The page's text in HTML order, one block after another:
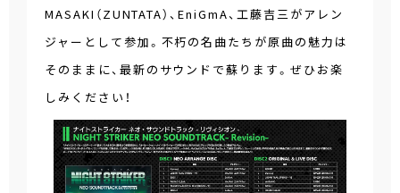
MASAKI（ZUNTATA）、EniGmA、工藤吉三がアレン
ジャーとして参加。不朽の名曲たちが原曲の魅力は
そのままに、最新のサウンドで蘇ります。ぜひお楽
しみください！